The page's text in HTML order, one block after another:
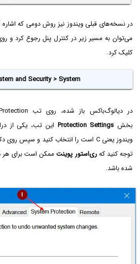
در نسخه‌های قبلی ویندوز نیز روش دومی که
کلیک کرد.
and Security > System
بخش Protection Settings این تب، یکی از
ویندوز یعنی C است را انتخاب کنید و سپس روی دکمه‌ی
توجه کنید کهری‌استور پوینتممکن است برای هر
شده باشد.